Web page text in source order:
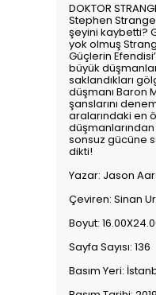
DOKTOR
Stephen Strange
şeyini kaybetti?
yok olmuş
Güçlerin
büyük
saklandıkları
düşmanı Baron
şanslarını
aralarındaki en
düşmanlarından
sonsuz gücüne
dikti!
Yazar: Jason
Çeviren: Sinan
Boyut:
Sayfa Sayısı: 136
Basım Yeri: